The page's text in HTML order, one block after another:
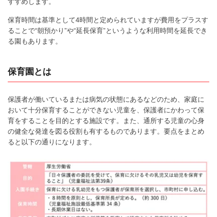
保育時間は基準として4時間と定められていますが費用をプラスす
ることで“朝預かり”や“延長保育”というような利用時間を延長でき
る園もあります。
保育園とは
保護者が働いているまたは病気の状態にあるなどのため、家庭に
おいて十分保育することができない児童を、保護者にかわって保
育をすることを目的とする施設です。また、通所する児童の心身
の健全な発達を図る役割も有するものであります。要点をまとめ
ると以下の通りになります。